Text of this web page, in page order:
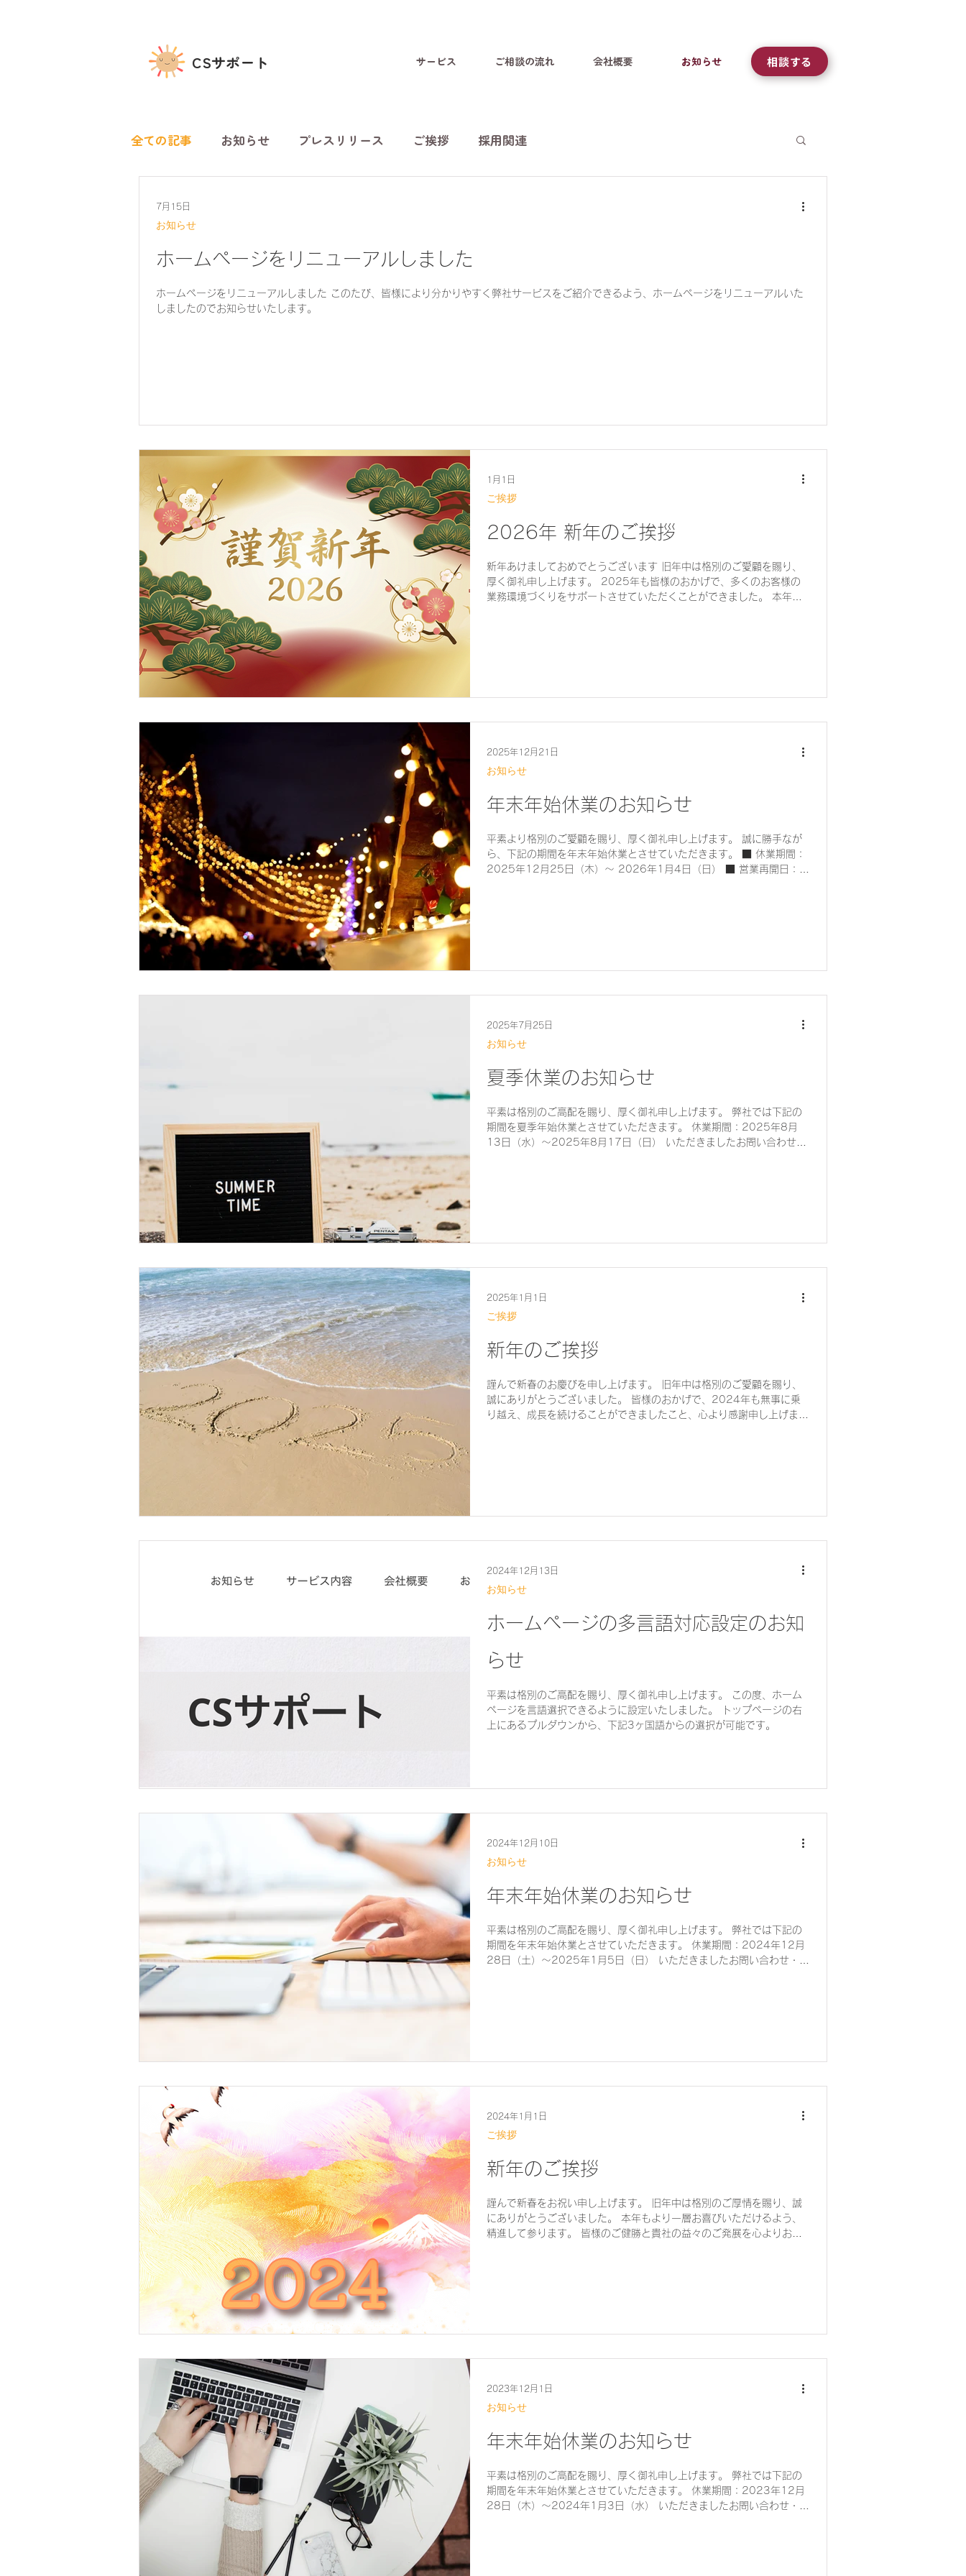
CSサポート サービス ご相談の流れ 会社概要 お知らせ 相談する
全ての記事 お知らせ プレスリリース ご挨拶 採用関連
ホームページをリニューアルしました
ホームページをリニューアルしました このたび、皆様により分かりやすく弊社サービスをご紹介できるよう、ホームページをリニューアルいた
しましたのでお知らせいたします。
お知らせ
7月15日
2026年 新年のご挨拶
新年あけましておめでとうございます 旧年中は格別のご愛顧を賜り、
厚く御礼申し上げます。 2025年も皆様のおかげで、多くのお客様の
業務環境づくりをサポートさせていただくことができました。 本年も
ご挨拶
1月1日
年末年始休業のお知らせ
平素より格別のご愛顧を賜り、厚く御礼申し上げます。 誠に勝手なが
ら、下記の期間を年末年始休業とさせていただきます。 ■ 休業期間：
2025年12月25日（木）～ 2026年1月4日（日） ■ 営業再開日：
お知らせ
2025年12月21日
夏季休業のお知らせ
平素は格別のご高配を賜り、厚く御礼申し上げます。 弊社では下記の
期間を夏季年始休業とさせていただきます。 休業期間：2025年8月
13日（水）〜2025年8月17日（日） いただきましたお問い合わせ・
お知らせ
2025年7月25日
新年のご挨拶
謹んで新春のお慶びを申し上げます。 旧年中は格別のご愛顧を賜り、
誠にありがとうございました。 皆様のおかげで、2024年も無事に乗
り越え、成長を続けることができましたこと、心より感謝申し上げま
ご挨拶
2025年1月1日
ホームページの多言語対応設定のお知
らせ
平素は格別のご高配を賜り、厚く御礼申し上げます。 この度、ホーム
ページを言語選択できるように設定いたしました。 トップページの右
上にあるプルダウンから、下記3ヶ国語からの選択が可能です。
お知らせ
2024年12月13日
年末年始休業のお知らせ
平素は格別のご高配を賜り、厚く御礼申し上げます。 弊社では下記の
期間を年末年始休業とさせていただきます。 休業期間：2024年12月
28日（土）〜2025年1月5日（日） いただきましたお問い合わせ・メ
お知らせ
2024年12月10日
新年のご挨拶
謹んで新春をお祝い申し上げます。 旧年中は格別のご厚情を賜り、誠
にありがとうございました。 本年もより一層お喜びいただけるよう、
精進して参ります。 皆様のご健勝と貴社の益々のご発展を心よりお祈
ご挨拶
2024年1月1日
年末年始休業のお知らせ
平素は格別のご高配を賜り、厚く御礼申し上げます。 弊社では下記の
期間を年末年始休業とさせていただきます。 休業期間：2023年12月
28日（木）〜2024年1月3日（水） いただきましたお問い合わせ・メ
お知らせ
2023年12月1日